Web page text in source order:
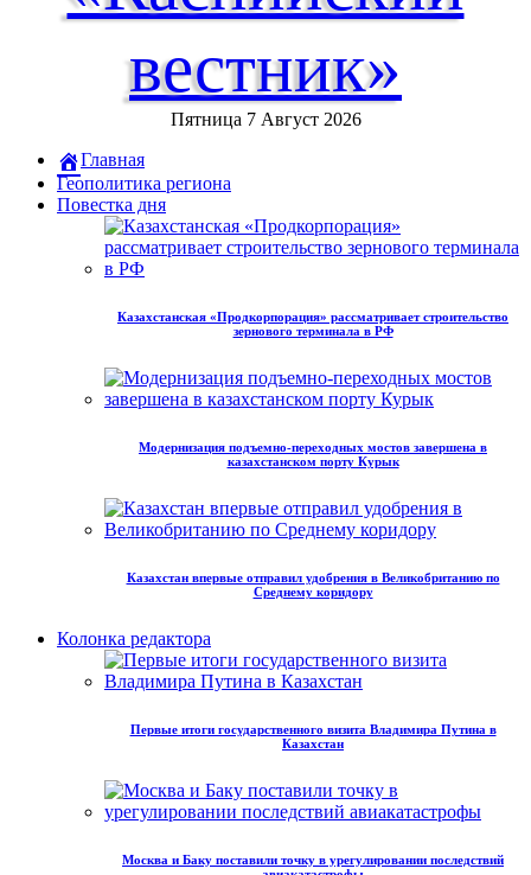
вестник»
Пятница 7 Август 2026
Главная
Геополитика региона
Повестка дня
Казахстанская «Продкорпорация» рассматривает строительство
зернового терминала в РФ
Модернизация подъемно-переходных мостов завершена в
казахстанском порту Курык
Казахстан впервые отправил удобрения в Великобританию по
Среднему коридору
Колонка редактора
Первые итоги государственного визита Владимира Путина в
Казахстан
Москва и Баку поставили точку в урегулировании последствий